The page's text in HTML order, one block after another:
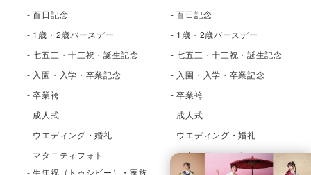
- 百日記念
- 1歳・2歳バースデー
- 七五三・十三祝・誕生記念
- 入園・入学・卒業記念
- 卒業袴
- 成人式
- ウエディング・婚礼
- マタニティフォト
- 生年祝（トゥシビー）・家族
- 百日記念
- 1歳・2歳バースデー
- 七五三・十三祝・誕生記念
- 入園・入学・卒業記念
- 卒業袴
- 成人式
- ウエディング・婚礼
- マタニティフォト
- 生年祝（トゥシビー）・家族